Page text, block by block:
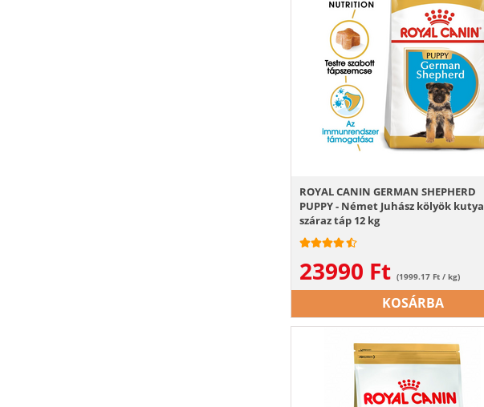
ROYAL CANIN GERMAN SHEPHERD
PUPPY - Német Juhász kölyök kutya
száraz táp 12 kg
23990 Ft (1999.17 Ft / kg)
KOSÁRBA